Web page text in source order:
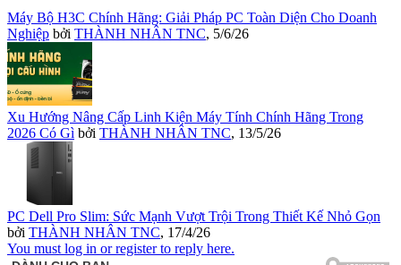
Máy Bộ H3C Chính Hãng: Giải Pháp PC Toàn Diện Cho Doanh
Nghiệp bởi THÀNH NHÂN TNC, 5/6/26
Xu Hướng Nâng Cấp Linh Kiện Máy Tính Chính Hãng Trong
2026 Có Gì bởi THÀNH NHÂN TNC, 13/5/26
PC Dell Pro Slim: Sức Mạnh Vượt Trội Trong Thiết Kế Nhỏ Gọn
bởi THÀNH NHÂN TNC, 17/4/26
You must log in or register to reply here.